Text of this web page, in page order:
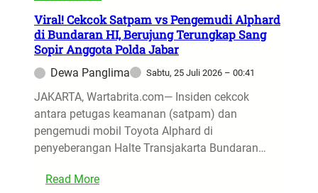
Viral! Cekcok Satpam vs Pengemudi Alphard
di Bundaran HI, Berujung Terungkap Sang
Sopir Anggota Polda Jabar
Dewa Panglima Sabtu, 25 Juli 2026 – 00:41
JAKARTA, Wartabrita.com— Insiden cekcok
antara petugas keamanan (satpam) dan
pengemudi mobil Toyota Alphard di
penyeberangan Halte Transjakarta Bundaran…
Read More: